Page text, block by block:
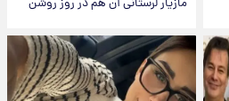
مازیار لرستانی آن هم در روز روشن